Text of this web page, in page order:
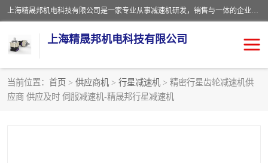
上海精晟邦机电科技有限公司是一家专业从事减速机研发，销售与一体的企业。公司拥有资深技术人员和技术团队服务人才，致力于为广大客户提供专业，细致的产品服务。主营产品有：中型减速电机，微型调速电机，精密行星减速机，蜗轮蜗杆减速机，RFKS四大系列减速机，SKM双曲面齿轮减速机，齿轮减速电机，行星减速机，防爆电机，变频器等系列；产品广泛用于汽车，船舶，能源，环保，包装，物流等领域，欢迎咨询。
上海精晟邦机电科技有限公司
当前位置： 首页 > 供应商机 > 行星减速机 > 精密行星齿轮减速机供
应商 供应及时 伺服减速机-精晟邦行星减速机
减速电机 NMRV蜗轮蜗杆减速机